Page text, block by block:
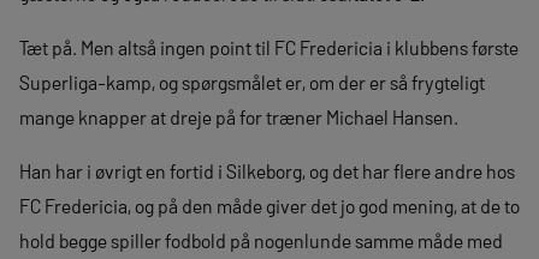
Tæt på. Men altså ingen point til FC Fredericia i klubbens første
Superliga-kamp, og spørgsmålet er, om der er så frygteligt
mange knapper at dreje på for træner Michael Hansen.
Han har i øvrigt en fortid i Silkeborg, og det har flere andre hos
FC Fredericia, og på den måde giver det jo god mening, at de to
hold begge spiller fodbold på nogenlunde samme måde med